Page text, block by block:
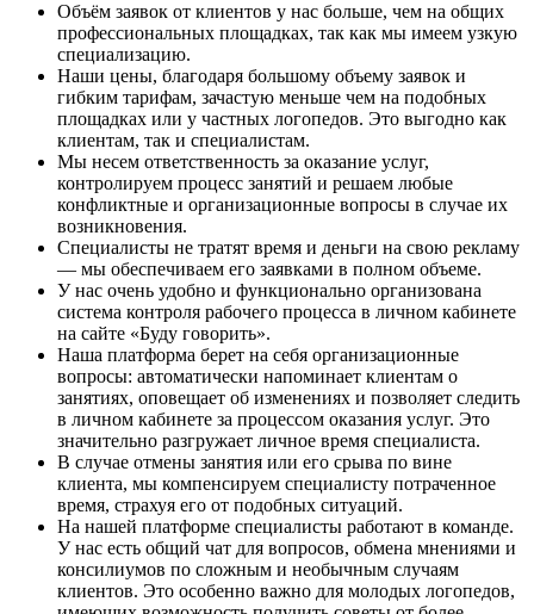
Объём заявок от клиентов у нас больше, чем на общих
профессиональных площадках, так как мы имеем узкую
специализацию.
Наши цены, благодаря большому объему заявок и
гибким тарифам, зачастую меньше чем на подобных
площадках или у частных логопедов. Это выгодно как
клиентам, так и специалистам.
Мы несем ответственность за оказание услуг,
контролируем процесс занятий и решаем любые
конфликтные и организационные вопросы в случае их
возникновения.
Специалисты не тратят время и деньги на свою рекламу
— мы обеспечиваем его заявками в полном объеме.
У нас очень удобно и функционально организована
система контроля рабочего процесса в личном кабинете
на сайте «Буду говорить».
Наша платформа берет на себя организационные
вопросы: автоматически напоминает клиентам о
занятиях, оповещает об изменениях и позволяет следить
в личном кабинете за процессом оказания услуг. Это
значительно разгружает личное время специалиста.
В случае отмены занятия или его срыва по вине
клиента, мы компенсируем специалисту потраченное
время, страхуя его от подобных ситуаций.
На нашей платформе специалисты работают в команде.
У нас есть общий чат для вопросов, обмена мнениями и
консилиумов по сложным и необычным случаям
клиентов. Это особенно важно для молодых логопедов,